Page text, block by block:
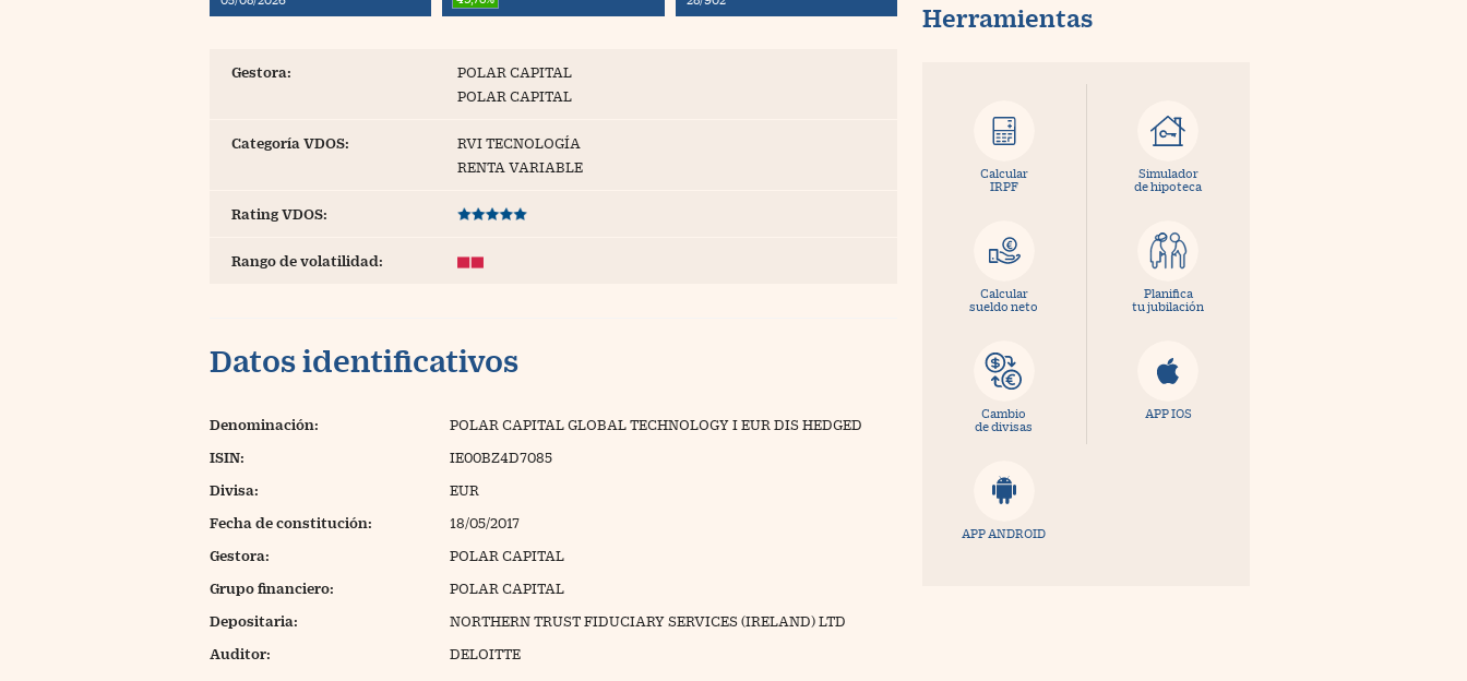
Blogs
Gestora:
POLAR CAPITAL
POLAR CAPITAL
Categoría VDOS:
RVI TECNOLOGÍA
RENTA VARIABLE
Rating VDOS:
Rango de volatilidad:
Datos identificativos
Denominación: POLAR CAPITAL GLOBAL TECHNOLOGY I EUR DIS HEDGED
ISIN: IE00BZ4D7085
Divisa: EUR
Fecha de constitución: 18/05/2017
Gestora: POLAR CAPITAL
Grupo financiero: POLAR CAPITAL
Depositaria: NORTHERN TRUST FIDUCIARY SERVICES (IRELAND) LTD
Auditor: DELOITTE
Herramientas
Calcular
IRPF
Simulador
de hipoteca
Calcular
sueldo neto
Planifica
tu jubilación
Cambio
de divisas
APP IOS
APP ANDROID